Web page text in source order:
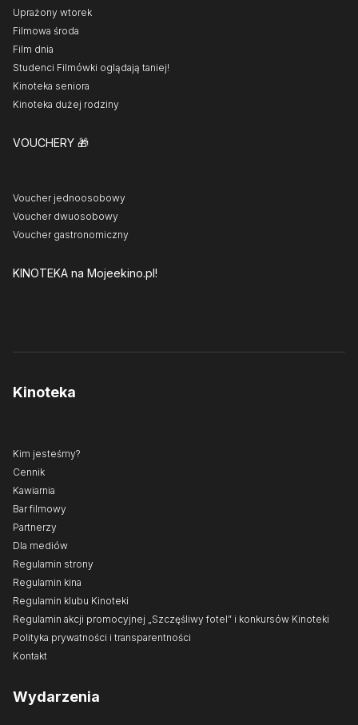
Uprażony wtorek
Filmowa środa
Film dnia
Studenci Filmówki oglądają taniej!
Kinoteka seniora
Kinoteka dużej rodziny
VOUCHERY 🎁
Voucher jednoosobowy
Voucher dwuosobowy
Voucher gastronomiczny
KINOTEKA na Mojeekino.pl!
Kinoteka
Kim jesteśmy?
Cennik
Kawiarnia
Bar filmowy
Partnerzy
Dla mediów
Regulamin strony
Regulamin kina
Regulamin klubu Kinoteki
Regulamin akcji promocyjnej „Szczęśliwy fotel” i konkursów Kinoteki
Polityka prywatności i transparentności
Kontakt
Wydarzenia